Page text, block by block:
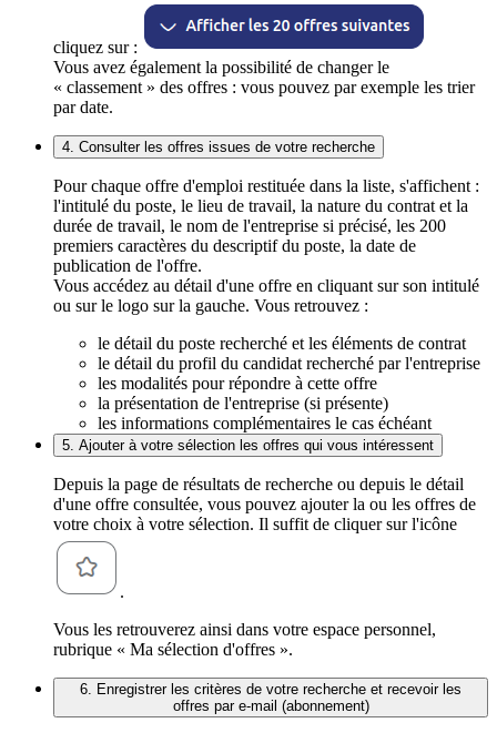
cliquez sur :
Vous avez également la possibilité de changer le
« classement » des offres : vous pouvez par exemple les trier
par date.
4. Consulter les offres issues de votre recherche
Pour chaque offre d'emploi restituée dans la liste, s'affichent :
l'intitulé du poste, le lieu de travail, la nature du contrat et la
durée de travail, le nom de l'entreprise si précisé, les 200
premiers caractères du descriptif du poste, la date de
publication de l'offre.
Vous accédez au détail d'une offre en cliquant sur son intitulé
ou sur le logo sur la gauche. Vous retrouvez :
le détail du poste recherché et les éléments de contrat
le détail du profil du candidat recherché par l'entreprise
les modalités pour répondre à cette offre
la présentation de l'entreprise (si présente)
les informations complémentaires le cas échéant
5. Ajouter à votre sélection les offres qui vous intéressent
Depuis la page de résultats de recherche ou depuis le détail
d'une offre consultée, vous pouvez ajouter la ou les offres de
votre choix à votre sélection. Il suffit de cliquer sur l'icône
.
Vous les retrouverez ainsi dans votre espace personnel,
rubrique « Ma sélection d'offres ».
6. Enregistrer les critères de votre recherche et recevoir les
offres par e-mail (abonnement)